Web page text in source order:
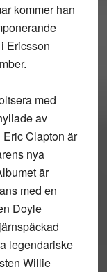
kommer han
Ericsson
med
av
Clapton är
nya
är
med en
Doyle
legendariske
Willie